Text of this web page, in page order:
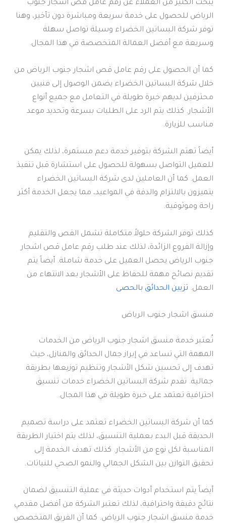
يبحث الكثير من العملاء عن رقم عامل قص اشجار جنوب
الرياض للحصول على خدمة سريعة ومباشرة دون تأخير، وهنا
توفر شركة البساتين الخضراء وسيلة تواصل سهلة
وسريعة مع أفضل العمالة المتخصصة في هذا المجال.
كما أن الحصول على رقم عامل قص اشجار جنوب الرياض من
خلال شركة البساتين الخضراء يضمن الوصول إلى فنيين
محترفين لديهم خبرة طويلة في التعامل مع جميع أنواع
الأشجار. كذلك يتم الرد على الطلبات بسرعة وتحديد موعد
مناسب للزيارة.
أيضاً تهتم الشركة بتوفير خدمة دعم مستمرة، لذلك يمكن
للعميل التواصل بسهولة للحصول على استشارة قبل تنفيذ
العمل. كما أن العاملين لدى شركة البساتين الخضراء
يتميزون بالالتزام والدقة في المواعيد، مما يجعل الخدمة أكثر
راحة وموثوقية.
كذلك توفر الشركة حلولاً متكاملة تشمل القص والتقليم
وإزالة الفروع الزائدة، لذلك عند طلب رقم عامل قص اشجار
جنوب الرياض يحصل العميل على خدمة شاملة. أيضاً يتم
تقديم نصائح مهمة للحفاظ على الأشجار بعد الانتهاء من
العمل. تزيين الحدائق بالحصى
منسق اشجار جنوب الرياض
تُعتبر خدمة منسق اشجار جنوب الرياض من الخدمات
المهمة التي تساعد في إبراز جمال الحدائق والمنازل، حيث
تهدف إلى تحسين شكل الأشجار وتنظيم توزيعها بطريقة
جمالية. تقدم شركة البساتين الخضراء خدمات تنسيق
احترافية تعتمد على خبرة طويلة في هذا المجال.
كما أن شركة البساتين الخضراء تعتمد على دراسة تصميم
الحديقة قبل البدء بعملية التنسيق، لذلك يتم اختيار الطريقة
المناسبة لكل نوع من الأشجار. كذلك تهدف الخدمة إلى
تحقيق التوازن بين الشكل الجمالي والنمو الصحي للنباتات.
أيضاً يتم استخدام أدوات حديثة في عملية التنسيق لضمان
نتائج دقيقة واحترافية، لذلك تعتبر الشركة من أفضل مقدمي
خدمة منسق اشجار جنوب الرياض. كما أن الفريق المتخصص